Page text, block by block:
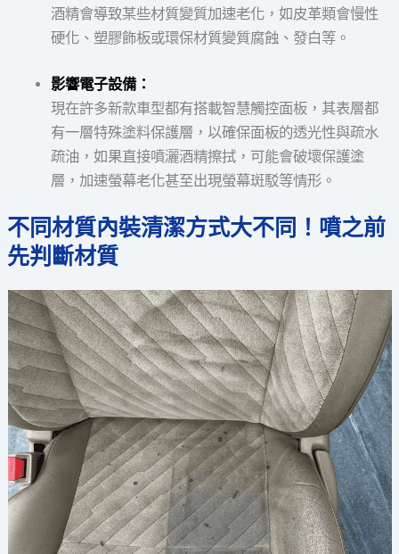
酒精會導致某些材質變質加速老化，如皮革類會慢性
硬化、塑膠飾板或環保材質變質腐蝕、發白等。
影響電子設備：
現在許多新款車型都有搭載智慧觸控面板，其表層都
有一層特殊塗料保護層，以確保面板的透光性與疏水
疏油，如果直接噴灑酒精擦拭，可能會破壞保護塗
層，加速螢幕老化甚至出現螢幕斑駁等情形。
不同材質內裝清潔方式大不同！噴之前
先判斷材質